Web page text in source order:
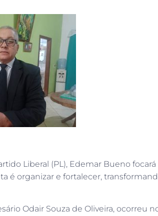
Liberal (PL), Edemar Bueno
é organizar e fortalecer,
Odair Souza de Oliveira, ocorreu